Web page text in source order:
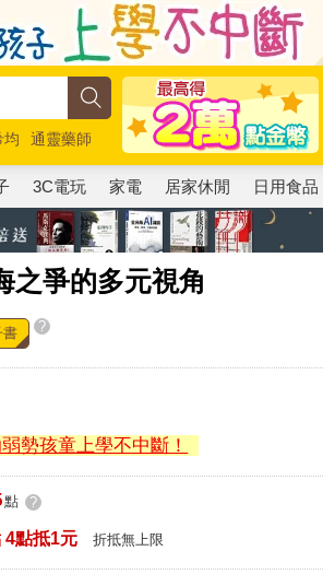
均
通靈藥師
3C電玩 家電 居家休閒 日用食品
之爭的多元視角
書 ?
勢孩童上學不中斷！
點 ?
4點抵1元 折抵無上限